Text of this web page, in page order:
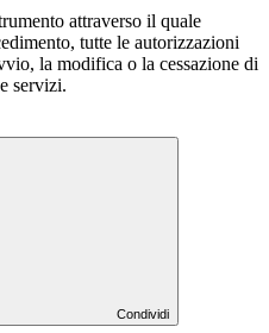
attraverso il quale
tutte le autorizzazioni
la modifica o la cessazione di
servizi.
Condividi